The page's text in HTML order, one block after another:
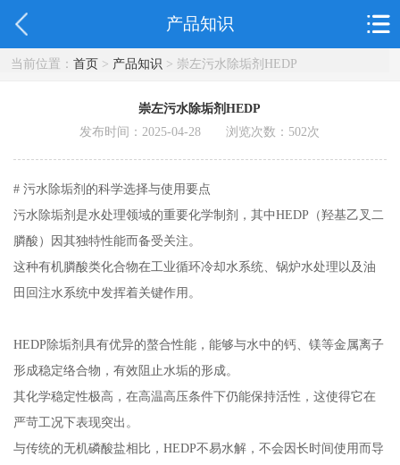
产品知识
当前位置： 首页> 产品知识 > 崇左污水除垢剂HEDP
崇左污水除垢剂HEDP
发布时间：2025-04-28 浏览次数： 502次
# 污水除垢剂的科学选择与使用要点
污水除垢剂是水处理领域的重要化学制剂，其中HEDP（羟基乙叉二
膦酸）因其独特性能而备受关注。
这种有机膦酸类化合物在工业循环冷却水系统、锅炉水处理以及油
田回注水系统中发挥着关键作用。
HEDP除垢剂具有优异的螯合性能，能够与水中的钙、镁等金属离子
形成稳定络合物，有效阻止水垢的形成。
其化学稳定性极高，在高温高压条件下仍能保持活性，这使得它在
严苛工况下表现突出。
与传统的无机磷酸盐相比，HEDP不易水解，不会因长时间使用而导